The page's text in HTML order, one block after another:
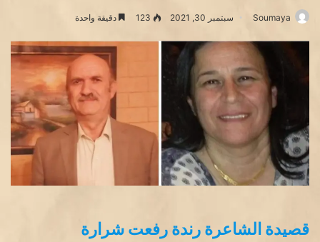
Soumaya سبتمبر 30, 2021 123 دقيقة واحدة
قصيدة الشاعرة رندة رفعت شرارة